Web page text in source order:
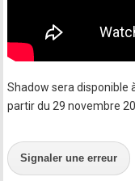
Shadow sera disponible
partir du 29 novembre
Signaler une erreur